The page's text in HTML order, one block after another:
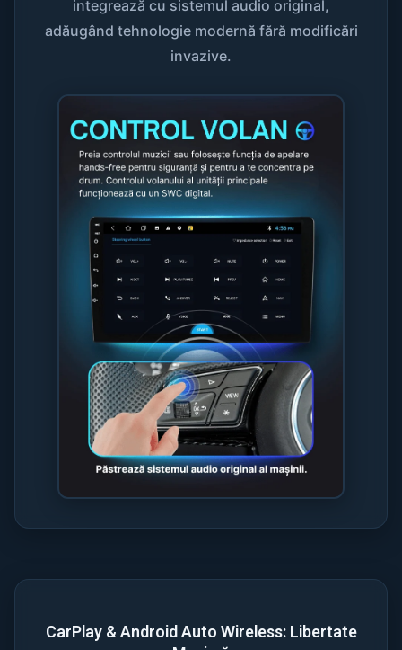
integrează cu sistemul audio original,
adăugând tehnologie modernă fără modificări
invazive.
CarPlay & Android Auto Wireless: Libertate